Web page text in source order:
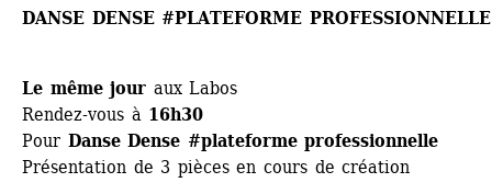
DANSE DENSE #PLATEFORME PROFESSIONNELLE
Le même jour aux Labos
Rendez-vous à 16h30
Pour Danse Dense #plateforme professionnelle
Présentation de 3 pièces en cours de création